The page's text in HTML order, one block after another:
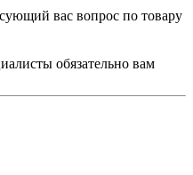
вас вопрос по товару
обязательно вам